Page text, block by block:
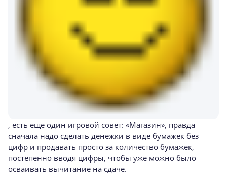
, есть еще один игровой совет: «Магазин», правда
сначала надо сделать денежки в виде бумажек без
цифр и продавать просто за количество бумажек,
постепенно вводя цифры, чтобы уже можно было
осваивать вычитание на сдаче.